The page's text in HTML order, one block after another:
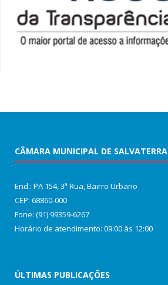
CÂMARA MUNICIPAL DE SALVATERRA
End.: PA 154, 3ª Rua, Bairro Urbano
CEP: 68860‑000
Fone: (91) 99359-6267
Horário de atendimento: 09:00 às 12:00
ÚLTIMAS PUBLICAÇÕES